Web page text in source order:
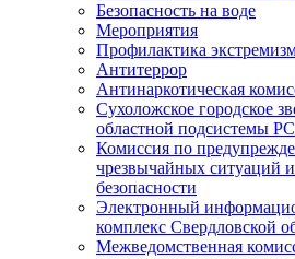
Безопасность на воде
Мероприятия
Профилактика
Антитеррор
Антинаркотическая
Сухоложское городское
областной подсистемы
Комиссия по
чрезвычайных ситуаций
безопасности
Электронный
комплекс Cвердловской
Межведомственная